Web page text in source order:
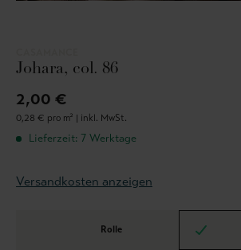
Johara, col. 86
2,00 €
0,28 € pro m² | inkl. MwSt.
Lieferzeit: 7 Werktage
Versandkosten anzeigen
Rolle